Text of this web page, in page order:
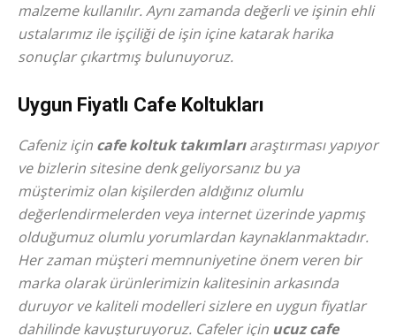
malzeme kullanılır. Aynı zamanda değerli ve işinin ehli
ustalarımız ile işçiliği de işin içine katarak harika
sonuçlar çıkartmış bulunuyoruz.
Uygun Fiyatlı Cafe Koltukları
Cafeniz için cafe koltuk takımlarıaraştırması yapıyor
ve bizlerin sitesine denk geliyorsanız bu ya
müşterimiz olan kişilerden aldığınız olumlu
değerlendirmelerden veya internet üzerinde yapmış
olduğumuz olumlu yorumlardan kaynaklanmaktadır.
Her zaman müşteri memnuniyetine önem veren bir
marka olarak ürünlerimizin kalitesinin arkasında
duruyor ve kaliteli modelleri sizlere en uygun fiyatlar
dahilinde kavuşturuyoruz. Cafeler için ucuz cafe